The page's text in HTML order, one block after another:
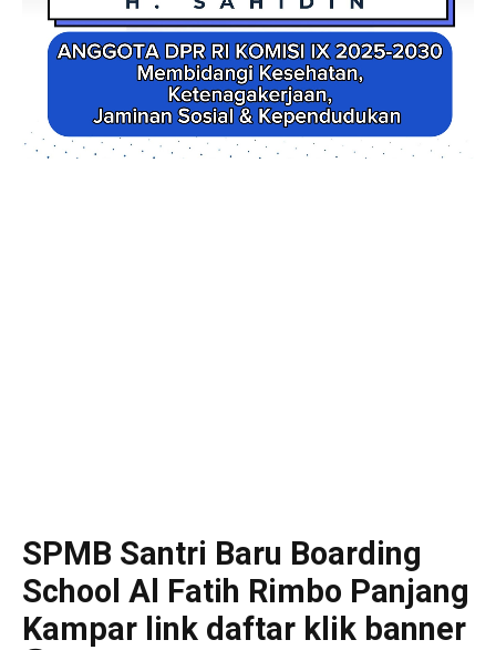
SPMB Santri Baru Boarding
School Al Fatih Rimbo Panjang
Kampar link daftar klik banner